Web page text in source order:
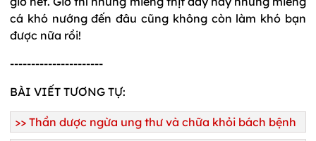
cá khó nướng đến đâu cũng không còn làm khó bạn
được nữa rồi!
----------------------
BÀI VIẾT TƯƠNG TỰ:
>> Thần dược ngừa ung thư và chữa khỏi bách bệnh